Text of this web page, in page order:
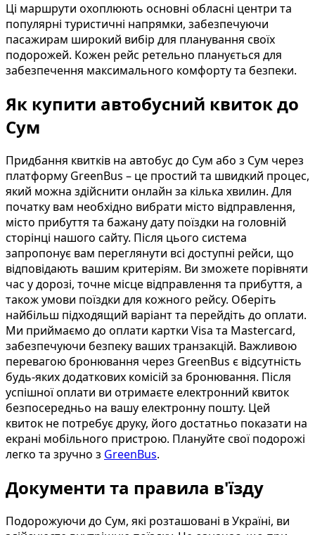
Ці маршрути охоплюють основні обласні центри та
популярні туристичні напрямки, забезпечуючи
пасажирам широкий вибір для планування своїх
подорожей. Кожен рейс ретельно планується для
забезпечення максимального комфорту та безпеки.
Як купити автобусний квиток до
Сум
Придбання квитків на автобус до Сум або з Сум через
платформу GreenBus – це простий та швидкий процес,
який можна здійснити онлайн за кілька хвилин. Для
початку вам необхідно вибрати місто відправлення,
місто прибуття та бажану дату поїздки на головній
сторінці нашого сайту. Після цього система
запропонує вам переглянути всі доступні рейси, що
відповідають вашим критеріям. Ви зможете порівняти
час у дорозі, точне місце відправлення та прибуття, а
також умови поїздки для кожного рейсу. Оберіть
найбільш підходящий варіант та перейдіть до оплати.
Ми приймаємо до оплати картки Visa та Mastercard,
забезпечуючи безпеку ваших транзакцій. Важливою
перевагою бронювання через GreenBus є відсутність
будь-яких додаткових комісій за бронювання. Після
успішної оплати ви отримаєте електронний квиток
безпосередньо на вашу електронну пошту. Цей
квиток не потребує друку, його достатньо показати на
екрані мобільного пристрою. Плануйте свої подорожі
легко та зручно з GreenBus.
Документи та правила в'їзду
Подорожуючи до Сум, які розташовані в Україні, ви